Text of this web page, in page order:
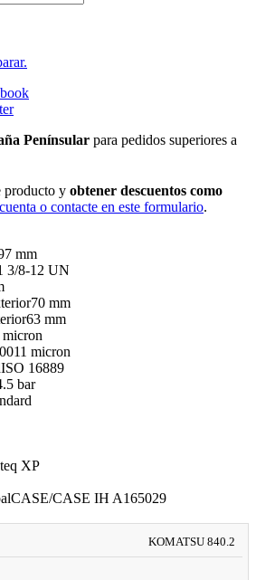
Penínsular para pedidos superiores a
producto y obtener descuentos como
o contacte en este formulario.
mm
3/8-12 UN
70 mm
63 mm
micron
11 micron
ISO 16889
bar
XP
CASE/CASE IH A165029
KOMATSU 840.2